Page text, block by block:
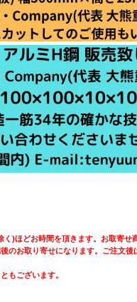
)ほどお時間を頂きます。お取寄せ
のお取り寄せになります。ご注文
もございます。